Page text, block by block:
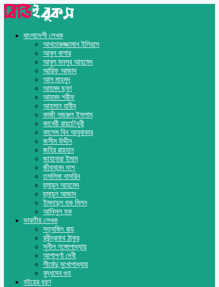
বাংলাদেশী লেখক
আখতারুজ্জামান ইলিয়াস
আবুল বাশার
আবুল মনসুর আহমেদ
আরিফ আজাদ
আল মাহমুদ
আহমদ ছফা
আহমদ শরীফ
আহসান হাবীব
কাজী নজরুল ইসলাম
কাবেরী রায়চৌধুরী
কাসেম বিন আবুবাকার
জসীম উদ্দীন
জহির রায়হান
জাহানারা ইমাম
জীবনানন্দ দাশ
তসলিমা নাসরিন
হুমায়ূন আহমেদ
হুমায়ুন আজাদ
ইমদাদুল হক মিলন
আনিসুল হক
ভারতীয় লেখক
সত্যজিৎ রায়
রবীন্দ্রনাথ ঠাকুর
সুনীল গঙ্গোপাধ্যায়
আশাপূর্ণা দেবী
শীর্ষেন্দু মুখোপাধ্যায়
বুদ্ধদেব গুহ
বইয়ের ধরণ